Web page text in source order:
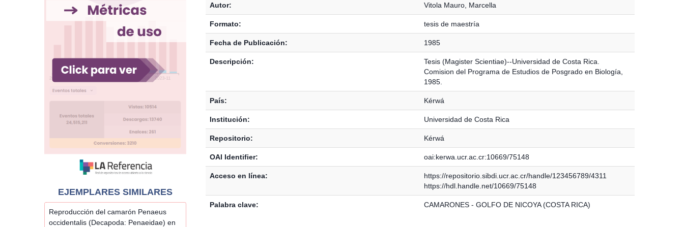
Autor: Vitola Mauro, Marcella
Formato: tesis de maestría
Fecha de Publicación: 1985
Descripción:
Tesis (Magister Scientiae)--Universidad de Costa Rica.
Comision del Programa de Estudios de Posgrado en Biología,
1985.
País: Kérwá
Institución: Universidad de Costa Rica
Repositorio: Kérwá
OAI Identifier: oai:kerwa.ucr.ac.cr:10669/75148
Acceso en línea:
https://repositorio.sibdi.ucr.ac.cr/handle/123456789/4311
https://hdl.handle.net/10669/75148
Palabra clave: CAMARONES - GOLFO DE NICOYA (COSTA RICA)
EJEMPLARES SIMILARES
Reproducción del camarón Penaeus
occidentalis (Decapoda: Penaeidae) en